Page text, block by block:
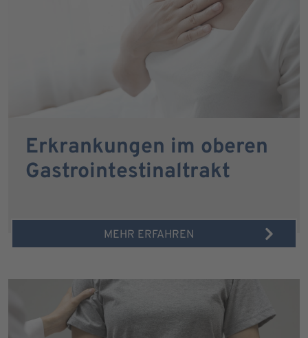
Erkrankungen im oberen
Gastrointestinaltrakt
MEHR ERFAHREN